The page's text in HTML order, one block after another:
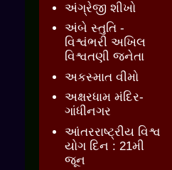
અંગ્રેજી શીખો
અંબે સ્તુતિ -
વિશ્વંભરી અખિલ
વિશ્વતણી જનેતા
અકસ્માત વીમો
અક્ષરધામ મંદિર-
ગાંધીનગર
આંતરરાષ્ટ્રીય વિશ્વ
યોગ દિન : 21મી
જૂન